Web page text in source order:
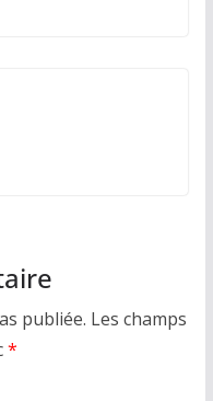
publiée. Les champs
*